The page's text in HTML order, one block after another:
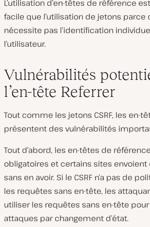
L’utilisation d’en-têtes de référence
facile que l’utilisation de jetons parce
nécessite pas l’identification
l’utilisateur.
Vulnérabilités
l’en-tête Referrer
Tout comme les jetons CSRF, les en-
présentent des vulnérabilités
Tout d’abord, les en-têtes de
obligatoires et certains sites
sans en avoir. Si le CSRF n’a pas de
les requêtes sans en-tête, les
utiliser les requêtes sans en-tête
attaques par changement d’état.